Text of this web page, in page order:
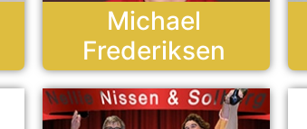
Michael
Frederiksen